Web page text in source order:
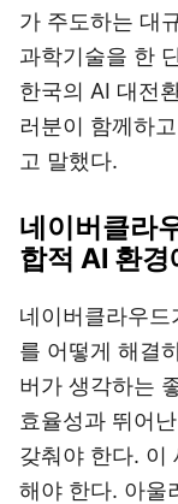
가 주도하는 대
과학기술을 한
한국의 AI 대전
러분이 함께하
고 말했다.
네이버클라
합적 AI 환경
네이버클라우
를 어떻게 해결
버가 생각하는
효율성과 뛰어
갖춰야 한다. 이
해야 한다. 아울